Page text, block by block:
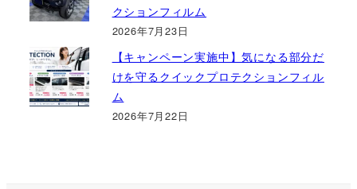
クションフィルム
2026年7月23日
【キャンペーン実施中】気になる部分だ
けを守るクイックプロテクションフィル
ム
2026年7月22日